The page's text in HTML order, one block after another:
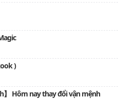
)
】 Hôm nay thay đổi vận mệnh